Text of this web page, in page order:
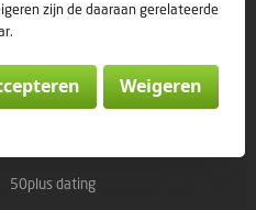
50plus dating
zijn de daaraan gerelateerde
Weigeren